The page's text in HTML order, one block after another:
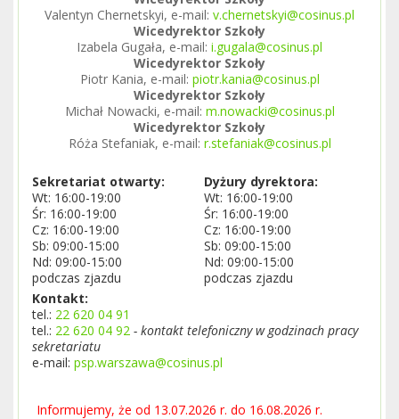
Valentyn Chernetskyi, e-mail: v.chernetskyi@cosinus.pl
Wicedyrektor Szkoły
Izabela Gugała, e-mail: i.gugala@cosinus.pl
Wicedyrektor Szkoły
Piotr Kania, e-mail: piotr.kania@cosinus.pl
Wicedyrektor Szkoły
Michał Nowacki, e-mail: m.nowacki@cosinus.pl
Wicedyrektor Szkoły
Róża Stefaniak, e-mail: r.stefaniak@cosinus.pl
Sekretariat otwarty:
Wt: 16:00-19:00
Śr: 16:00-19:00
Cz: 16:00-19:00
Sb: 09:00-15:00
Nd: 09:00-15:00
podczas zjazdu
Dyżury dyrektora:
Wt: 16:00-19:00
Śr: 16:00-19:00
Cz: 16:00-19:00
Sb: 09:00-15:00
Nd: 09:00-15:00
podczas zjazdu
Kontakt:
tel.: 22 620 04 91
tel.: 22 620 04 92 - kontakt telefoniczny w godzinach pracy
sekretariatu
e-mail: psp.warszawa@cosinus.pl
Informujemy, że od 13.07.2026 r. do 16.08.2026 r.